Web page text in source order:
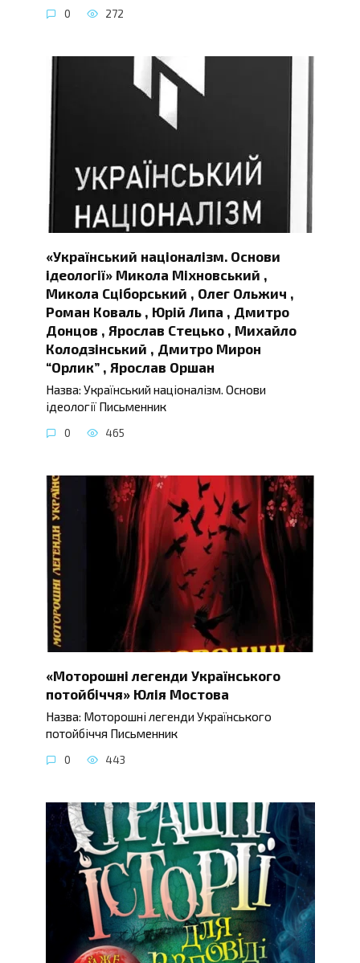
0 272
«Український націоналізм. Основи
ідеології» Микола Міхновський ,
Микола Сціборський , Олег Ольжич ,
Роман Коваль , Юрій Липа , Дмитро
Донцов , Ярослав Стецько , Михайло
Колодзінський , Дмитро Мирон
“Орлик” , Ярослав Оршан
Назва: Український націоналізм. Основи
ідеології Письменник
0 465
«Моторошні легенди Українського
потойбіччя» Юлія Мостова
Назва: Моторошні легенди Українського
потойбіччя Письменник
0 443